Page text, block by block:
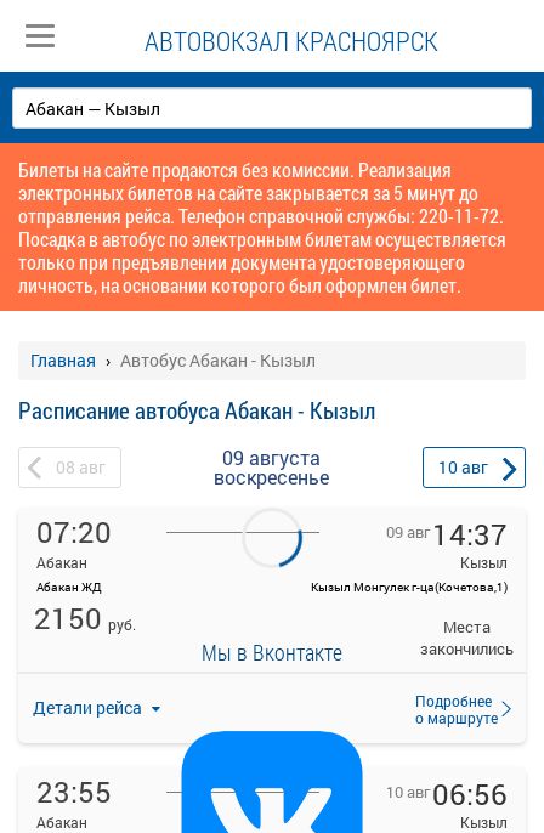
АВТОВОКЗАЛ КРАСНОЯРСК
Билеты на сайте продаются без комиссии. Реализация
электронных билетов на сайте закрывается за 5 минут до
отправления рейса. Телефон справочной службы: 220-11-72.
Посадка в автобус по электронным билетам осуществляется
только при предъявлении документа удостоверяющего
личность, на основании которого был оформлен билет.
Главная Автобус Абакан - Кызыл
Расписание автобуса Абакан - Кызыл
08 авг 09 августа
воскресенье 10авг
07:20
Абакан
Абакан ЖД
09 авг 14:37
Кызыл
Кызыл Монгулек г-ца(Кочетова,1)
Детали рейса
Подробнее
о маршруте
2150 руб.
Места
закончились
23:55
Абакан
10 авг06:56
Кызыл
Мы в Вконтакте